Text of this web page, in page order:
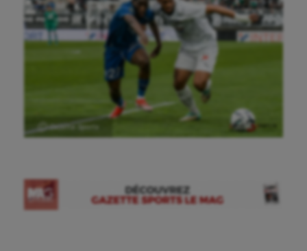
Ⓒ Gazette Sports